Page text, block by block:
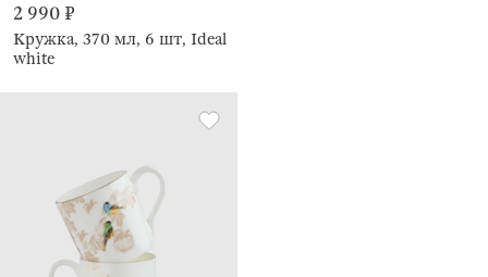
2 990 ₽
Кружка, 370 мл, 6 шт, Ideal
white